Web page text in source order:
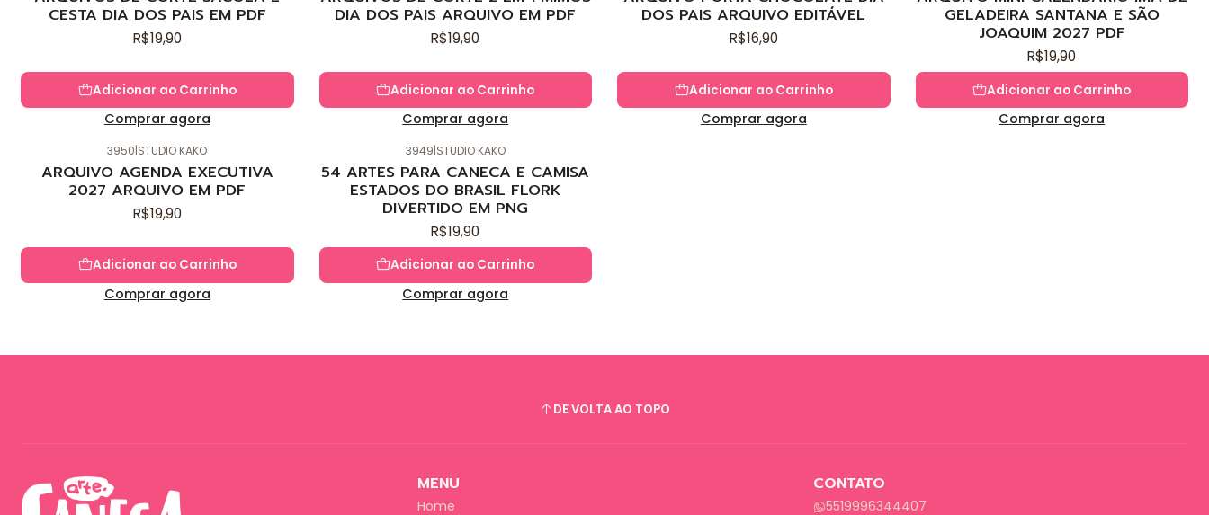
CESTA DIA DOS PAIS EM PDF
R$19,90
Adicionar ao Carrinho
Comprar agora
DIA DOS PAIS ARQUIVO EM PDF
R$19,90
Adicionar ao Carrinho
Comprar agora
DOS PAIS ARQUIVO EDITÁVEL
R$16,90
Adicionar ao Carrinho
Comprar agora
GELADEIRA SANTANA E SÃO
JOAQUIM 2027 PDF
R$19,90
Adicionar ao Carrinho
Comprar agora
3950|STUDIO KAKO
ARQUIVO AGENDA EXECUTIVA
2027 ARQUIVO EM PDF
R$19,90
Adicionar ao Carrinho
Comprar agora
3949|STUDIO KAKO
54 ARTES PARA CANECA E CAMISA
ESTADOS DO BRASIL FLORK
DIVERTIDO EM PNG
R$19,90
Adicionar ao Carrinho
Comprar agora
DE VOLTA AO TOPO
MENU
Home
CONTATO
5519996344407